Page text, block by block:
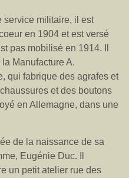
service militaire, il est
en 1904 et est versé
pas mobilisé en 1914. Il
Manufacture A.
qui fabrique des agrafes et
et des boutons
en Allemagne, dans une
de la naissance de sa
Eugénie Duc. Il
un petit atelier rue des